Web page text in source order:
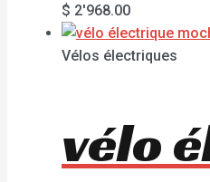
$ 2'968.00
Vélos électriques
vélo